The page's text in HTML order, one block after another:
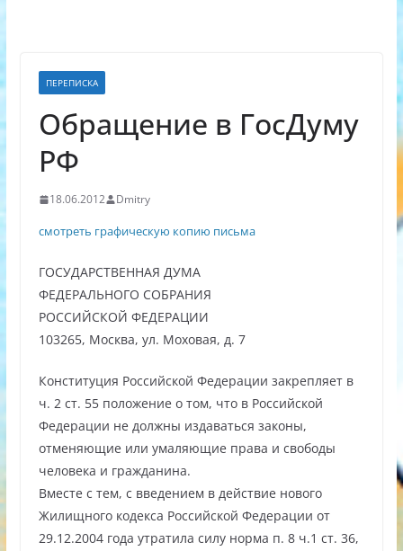
ПЕРЕПИСКА
Обращение в ГосДуму
РФ
18.06.2012 Dmitry
смотреть графическую копию письма
ГОСУДАРСТВЕННАЯ ДУМА
ФЕДЕРАЛЬНОГО СОБРАНИЯ
РОССИЙСКОЙ ФЕДЕРАЦИИ
103265, Москва, ул. Моховая, д. 7
Конституция Российской Федерации закрепляет в
ч. 2 ст. 55 положение о том, что в Российской
Федерации не должны издаваться законы,
отменяющие или умаляющие права и свободы
человека и гражданина.
Вместе с тем, с введением в действие нового
Жилищного кодекса Российской Федерации от
29.12.2004 года утратила силу норма п. 8 ч.1 ст. 36,